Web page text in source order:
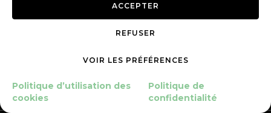
ACCEPTER
REFUSER
VOIR LES PRÉFÉRENCES
Politique d’utilisation des
cookies
Politique de
confidentialité